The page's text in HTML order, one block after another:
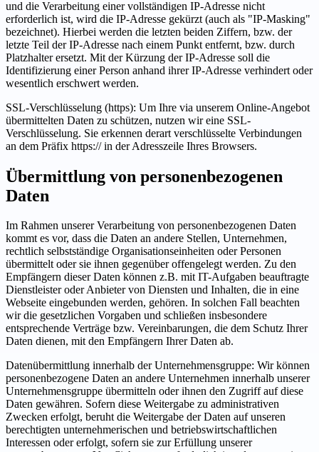
und die Verarbeitung einer vollständigen IP-Adresse nicht
erforderlich ist, wird die IP-Adresse gekürzt (auch als "IP-Masking"
bezeichnet). Hierbei werden die letzten beiden Ziffern, bzw. der
letzte Teil der IP-Adresse nach einem Punkt entfernt, bzw. durch
Platzhalter ersetzt. Mit der Kürzung der IP-Adresse soll die
Identifizierung einer Person anhand ihrer IP-Adresse verhindert oder
wesentlich erschwert werden.
SSL-Verschlüsselung (https): Um Ihre via unserem Online-Angebot
übermittelten Daten zu schützen, nutzen wir eine SSL-
Verschlüsselung. Sie erkennen derart verschlüsselte Verbindungen
an dem Präfix https:// in der Adresszeile Ihres Browsers.
Übermittlung von personenbezogenen
Daten
Im Rahmen unserer Verarbeitung von personenbezogenen Daten
kommt es vor, dass die Daten an andere Stellen, Unternehmen,
rechtlich selbstständige Organisationseinheiten oder Personen
übermittelt oder sie ihnen gegenüber offengelegt werden. Zu den
Empfängern dieser Daten können z.B. mit IT-Aufgaben beauftragte
Dienstleister oder Anbieter von Diensten und Inhalten, die in eine
Webseite eingebunden werden, gehören. In solchen Fall beachten
wir die gesetzlichen Vorgaben und schließen insbesondere
entsprechende Verträge bzw. Vereinbarungen, die dem Schutz Ihrer
Daten dienen, mit den Empfängern Ihrer Daten ab.
Datenübermittlung innerhalb der Unternehmensgruppe: Wir können
personenbezogene Daten an andere Unternehmen innerhalb unserer
Unternehmensgruppe übermitteln oder ihnen den Zugriff auf diese
Daten gewähren. Sofern diese Weitergabe zu administrativen
Zwecken erfolgt, beruht die Weitergabe der Daten auf unseren
berechtigten unternehmerischen und betriebswirtschaftlichen
Interessen oder erfolgt, sofern sie zur Erfüllung unserer